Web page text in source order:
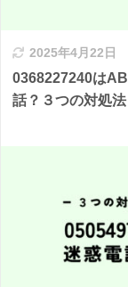
2025年4月22日
0368227240は
話？３つの対処法